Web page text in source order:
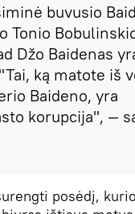
buvusio
Tonio
Džo Baidenas
ką matote iš
Baideno, yra
korupcija", —
posėdį,